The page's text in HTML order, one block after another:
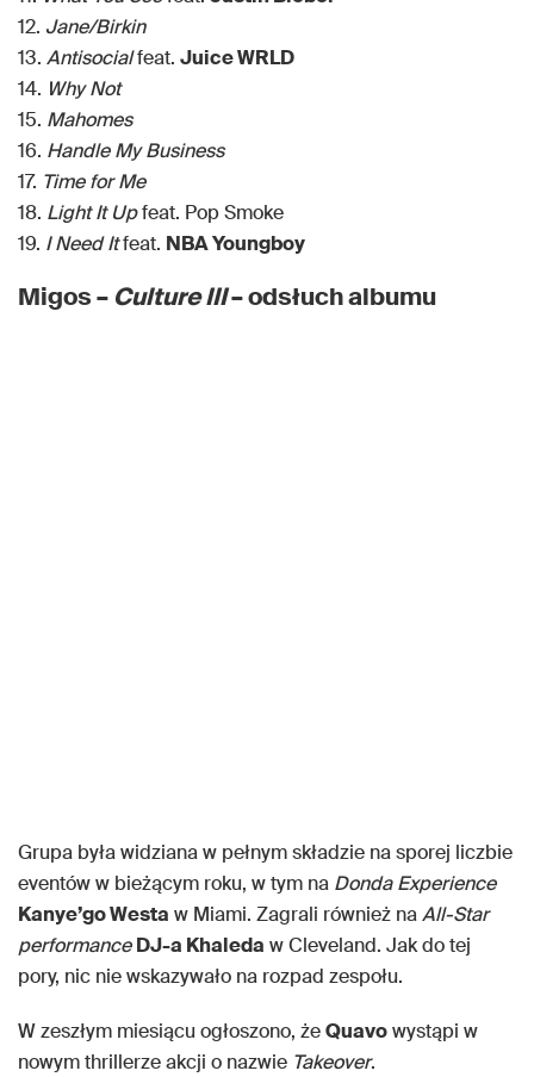
12. Jane/Birkin
13. Antisocialfeat. Juice WRLD
14. Why Not
15. Mahomes
16. Handle My Business
17. Time for Me
18. Light It Upfeat. Pop Smoke
19. I Need Itfeat. NBA Youngboy
Migos – Culture III– odsłuch albumu
Grupa była widziana w pełnym składzie na sporej liczbie
eventów w bieżącym roku, w tym na Donda Experience
Kanye’go Westa w Miami. Zagrali również naAll-Star
performance DJ-a Khaleda w Cleveland. Jak do tej
pory, nic nie wskazywało na rozpad zespołu.
W zeszłym miesiącu ogłoszono, żeQuavowystąpi w
nowym thrillerze akcji o nazwie Takeover.